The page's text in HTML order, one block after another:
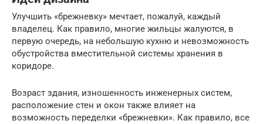
Улучшить «брежневку» мечтает, пожалуй, каждый
владелец. Как правило, многие жильцы жалуются, в
первую очередь, на небольшую кухню и невозможность
обустройства вместительной системы хранения в
коридоре.
Возраст здания, изношенность инженерных систем,
расположение стен и окон также влияет на
возможность переделки «брежневки». Как правило, все